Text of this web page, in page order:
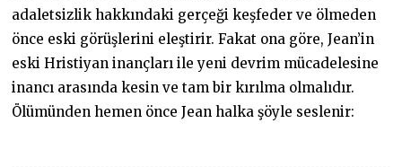
adaletsizlik hakkındaki gerçeği keşfeder ve ölmeden
önce eski görüşlerini eleştirir. Fakat ona göre, Jean’in
eski Hristiyan inançları ile yeni devrim mücadelesine
inancı arasında kesin ve tam bir kırılma olmalıdır.
Ölümünden hemen önce Jean halka şöyle seslenir: